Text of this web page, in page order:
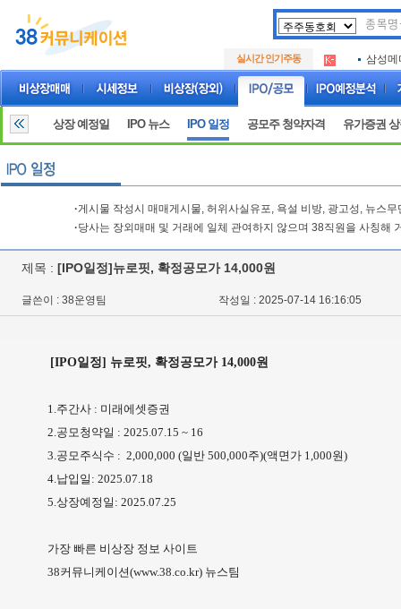
실시간 인기주동
.
아크로
삼성메
.
아크로
아하
상장 예정일 IPO 뉴스 IPO 일정 공모주 청약자격 유가증권
·게시물 작성시 매매게시물, 허위사실유포, 욕설 비방, 광고성, 뉴스
·당사는 장외매매 및 거래에 일체 관여하지 않으며 38직원을 사칭해
제목 : [IPO일정]뉴로핏, 확정공모가 14,000원
글쓴이 : 38운영팀 작성일 : 2025-07-14 16:16:05
[IPO일정] 뉴로핏, 확정공모가 14,000원
1.주간사 : 미래에셋증권
2.공모청약일 : 2025.07.15 ~ 16
3.공모주식수 : 2,000,000 (일반 500,000주)(액면가 1,000원)
4.납입일: 2025.07.18
5.상장예정일: 2025.07.25
가장 빠른 비상장 정보 사이트
38커뮤니케이션(www.38.co.kr) 뉴스팀